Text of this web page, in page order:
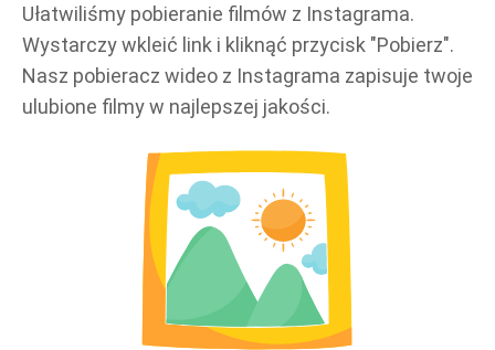
Ułatwiliśmy pobieranie filmów z Instagrama.
Wystarczy wkleić link i kliknąć przycisk "Pobierz".
Nasz pobieracz wideo z Instagrama zapisuje twoje
ulubione filmy w najlepszej jakości.